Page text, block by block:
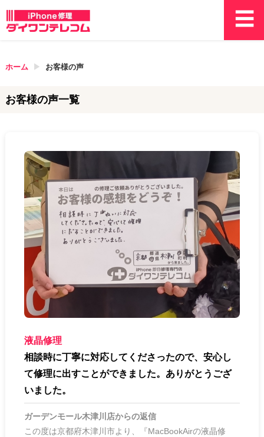
ホーム お客様の声
お客様の声一覧
液晶修理
相談時に丁寧に対応してくださったので、安心し
て修理に出すことができました。ありがとうござ
いました。
ガーデンモール木津川店からの返信
この度は京都府木津川市より、『MacBookAirの液晶修